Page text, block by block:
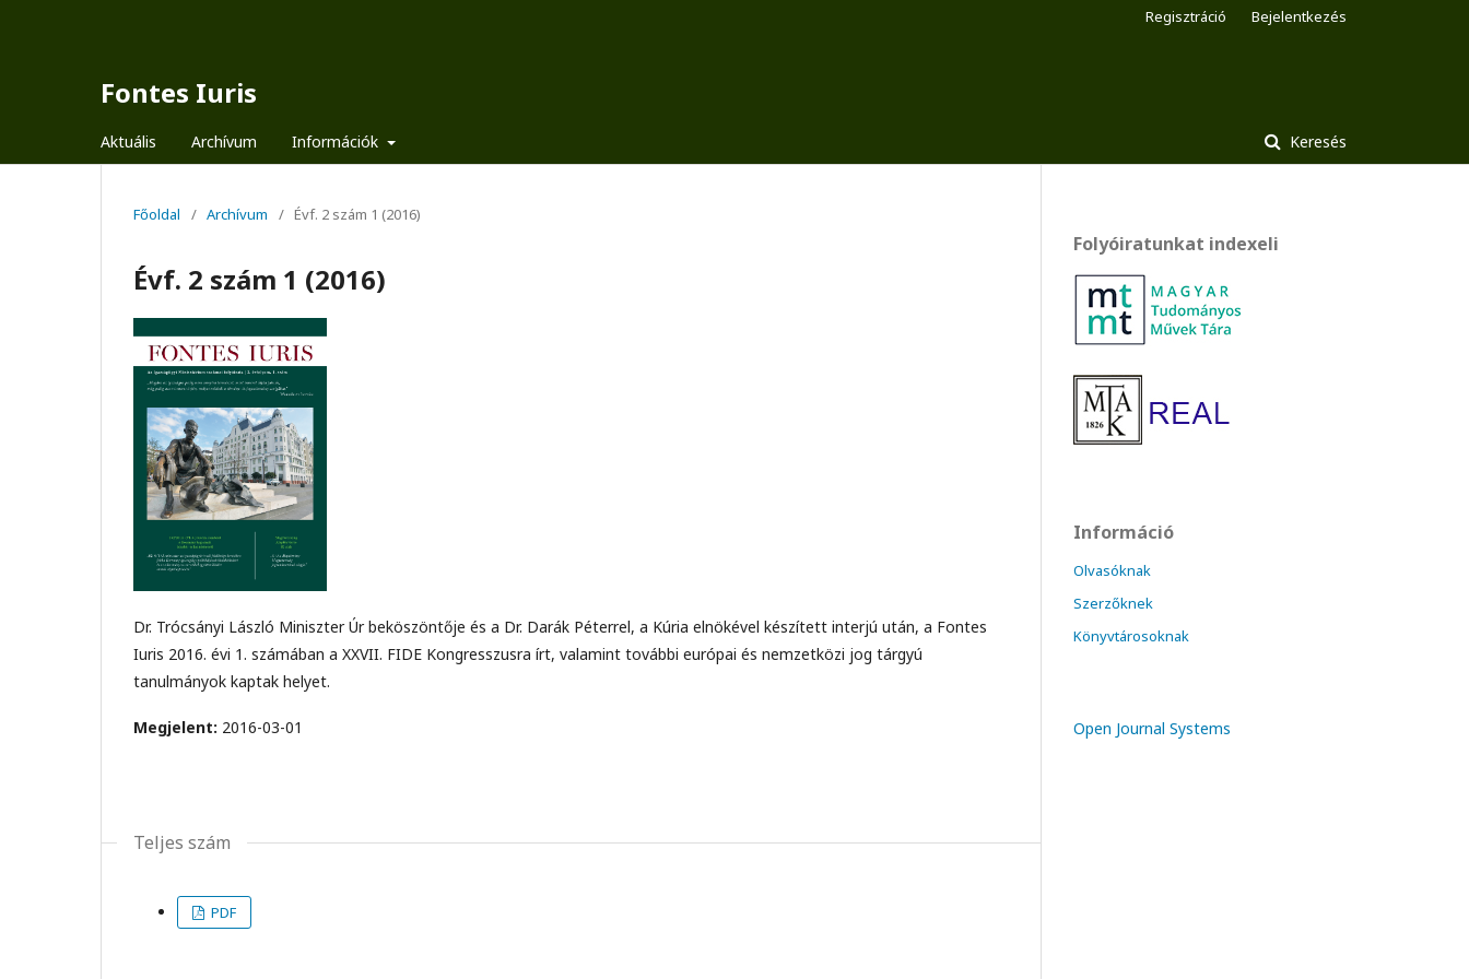
Fontes Iuris
Aktuális Archívum Információk Keresés
Regisztráció Bejelentkezés
Főoldal / Archívum / Évf. 2 szám 1 (2016)
Évf. 2 szám 1 (2016)
Dr. Trócsányi László Miniszter Úr beköszöntője és a Dr. Darák Péterrel, a Kúria elnökével készített interjú után, a Fontes
Iuris 2016. évi 1. számában a XXVII. FIDE Kongresszusra írt, valamint további európai és nemzetközi jog tárgyú
tanulmányok kaptak helyet.
Megjelent: 2016-03-01
Teljes szám
PDF
Folyóiratunkat indexeli
Információ
Olvasóknak
Szerzőknek
Könyvtárosoknak
Open Journal Systems